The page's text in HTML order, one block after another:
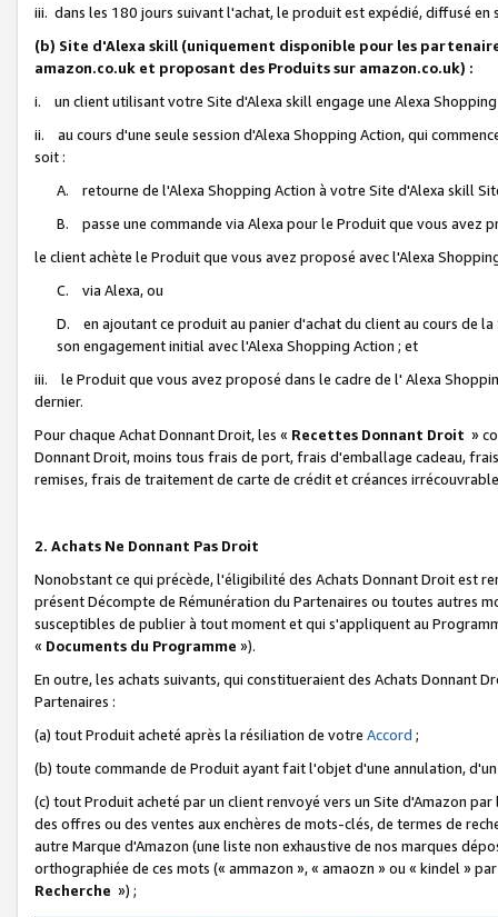
iii. dans les 180 jours suivant l'achat, le produit est expédié, diffusé
(b) Site d'Alexa skill (uniquement disponible pour les
amazon.co.uk et proposant des Produits sur amazon.co.uk) :
i. un client utilisant votre Site d'Alexa skill engage une Alexa
ii. au cours d'une seule session d'Alexa Shopping Action, qui
soit :
A. retourne de l'Alexa Shopping Action à votre Site d'Alexa skill
B. passe une commande via Alexa pour le Produit que vous avez
le client achète le Produit que vous avez proposé avec l'Alexa
C. via Alexa, ou
D. en ajoutant ce produit au panier d'achat du client au cours de
son engagement initial avec l'Alexa Shopping Action ; et
iii. le Produit que vous avez proposé dans le cadre de l' Alexa
dernier.
Pour chaque Achat Donnant Droit, les « Recettes Donnant Droit »
Donnant Droit, moins tous frais de port, frais d'emballage cadeau,
remises, frais de traitement de carte de crédit et créances
2. Achats Ne Donnant Pas Droit
Nonobstant ce qui précède, l'éligibilité des Achats Donnant Droit est
présent Décompte de Rémunération du Partenaires ou toutes autres
susceptibles de publier à tout moment et qui s'appliquent au
« Documents du Programme »).
En outre, les achats suivants, qui constitueraient des Achats Donnant
Partenaires :
(a) tout Produit acheté après la résiliation de votre Accord ;
(b) toute commande de Produit ayant fait l'objet d'une annulation,
(c) tout Produit acheté par un client renvoyé vers un Site d'Amazon
des offres ou des ventes aux enchères de mots-clés, de termes de
autre Marque d'Amazon (une liste non exhaustive de nos marques
orthographiée de ces mots (« ammazon », « amaozn » ou « kindel »
Recherche ») ;